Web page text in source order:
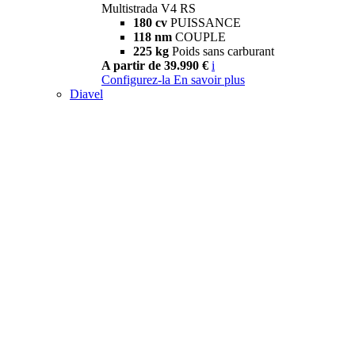
Multistrada V4 RS
180 cv PUISSANCE
118 nm COUPLE
225 kg Poids sans carburant
A partir de 39.990 € i
Configurez-la En savoir plus
Diavel